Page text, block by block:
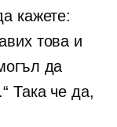
кажете:
това и
да
Така че да,